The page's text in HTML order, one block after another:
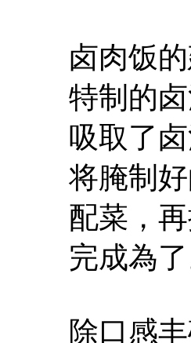
卤肉饭
特制的
吸取了
将腌制
配菜，
完成為了
除口感